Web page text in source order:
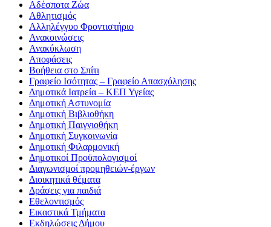
Αδέσποτα Ζώα
Αθλητισμός
Αλληλέγγυο Φροντιστήριο
Ανακοινώσεις
Ανακύκλωση
Αποφάσεις
Βοήθεια στο Σπίτι
Γραφείο Ισότητας – Γραφείο Απασχόλησης
Δημοτικά Ιατρεία – ΚΕΠ Υγείας
Δημοτική Αστυνομία
Δημοτική Βιβλιοθήκη
Δημοτική Παιγνιοθήκη
Δημοτική Συγκοινωνία
Δημοτική Φιλαρμονική
Δημοτικοί Προϋπολογισμοί
Διαγωνισμοί προμηθειών-έργων
Διοικητικά θέματα
Δράσεις για παιδιά
Εθελοντισμός
Εικαστικά Τμήματα
Εκδηλώσεις Δήμου